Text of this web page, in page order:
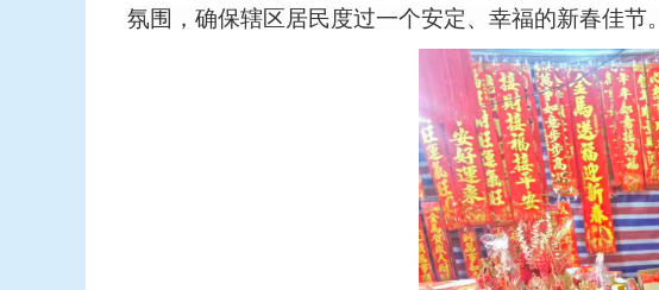
氛围，确保辖区居民度过一个安定、幸福的新春佳节。